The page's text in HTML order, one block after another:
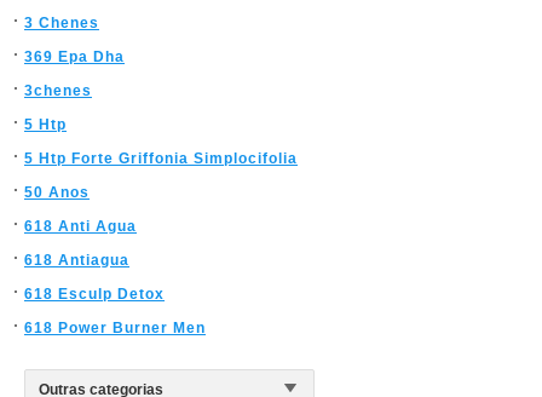
3 Chenes
369 Epa Dha
3chenes
5 Htp
5 Htp Forte Griffonia Simplocifolia
50 Anos
618 Anti Agua
618 Antiagua
618 Esculp Detox
618 Power Burner Men